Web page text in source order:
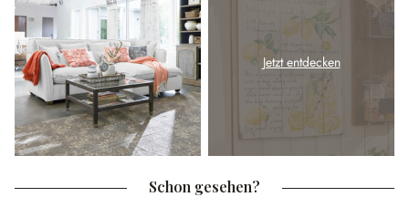
Jetzt entdecken
Schon gesehen?